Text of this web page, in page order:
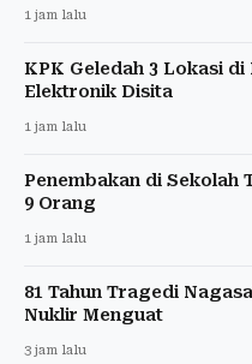
1 jam lalu
KPK Geledah 3 Lokasi
Elektronik Disita
1 jam lalu
Penembakan di Sekolah
9 Orang
1 jam lalu
81 Tahun Tragedi
Nuklir Menguat
3 jam lalu